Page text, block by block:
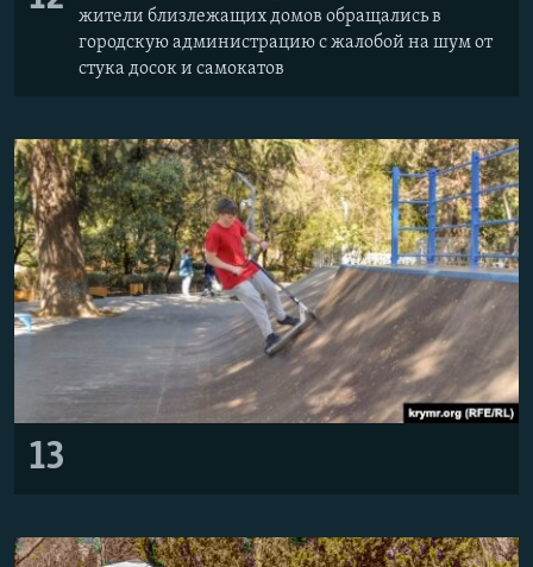
жители близлежащих домов обращались в
городскую администрацию с жалобой на шум от
стука досок и самокатов
13